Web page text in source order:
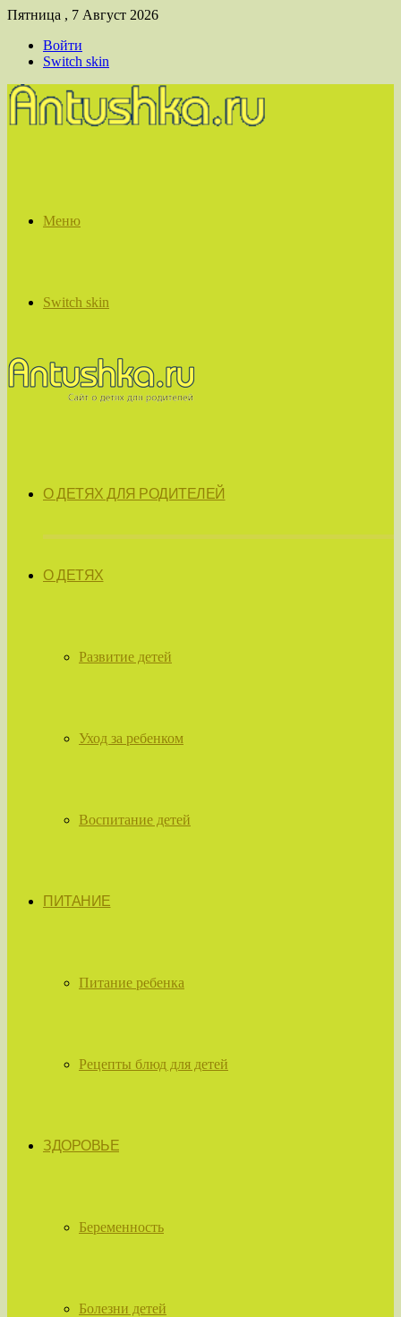
Пятница , 7 Август 2026
Войти
Switch skin
Меню
Switch skin
О ДЕТЯХ ДЛЯ РОДИТЕЛЕЙ
О ДЕТЯХ
Развитие детей
Уход за ребенком
Воспитание детей
ПИТАНИЕ
Питание ребенка
Рецепты блюд для детей
ЗДОРОВЬЕ
Беременность
Болезни детей